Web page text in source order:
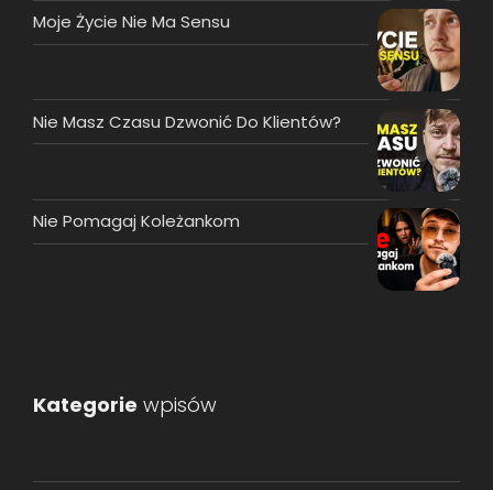
Moje Życie Nie Ma Sensu
Nie Masz Czasu Dzwonić Do Klientów?
Nie Pomagaj Koleżankom
Kategorie wpisów